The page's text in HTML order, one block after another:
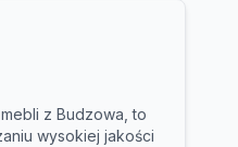
z Budzowa, to
wysokiej jakości